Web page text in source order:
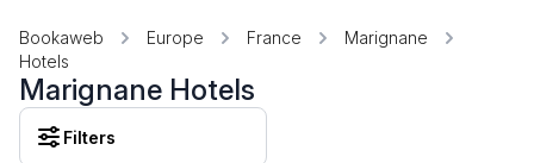
Bookaweb Europe France
Marignane
Hotels
Marignane Hotels
Filters